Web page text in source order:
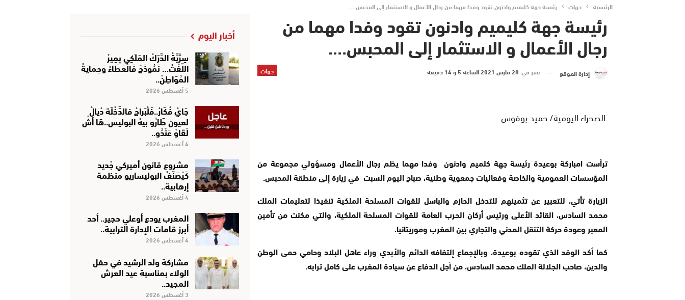
الرئيسية جهات رئيسة جهة كليميم وادنون تقود وفدا مهما من رجال الأعمال و الاستثمار إلى المحبس….
رئيسة جهة كليميم وادنون تقود وفدا مهما من
رجال الأعمال و الاستثمار إلى المحبس….
جهات إدارة الموقع نشر في 28 مارس 2021 الساعة 5 و 14 دقيقة
الصحراء اليومية/ حميد بوفوس
ترأست امباركة بوعيدة رئيسة جهة كلميم وادنون وفدا مهما يظم رجال الأعمال ومسؤولي مجموعة من
المؤسسات العمومية والخاصة وفعاليات جمعوية وطنية، صباح اليوم السبت في زيارة إلى منطقة المحبس.
الزيارة تأتي، للتعبير عن تثمينهم للتدخل الحازم والباسل للقوات المسلحة الملكية تنفيذا لتعليمات الملك
محمد السادس، القائد الأعلى ورئيس أركان الحرب العامة للقوات المسلحة الملكية، والتي مكنت من تأمين
المعبر وعودة حركة التنقل المدني والتجاري بين المغرب وموريتانيا.
كما أكد الوفد الذي تقوده بوعيدة، وبالإجماع إلتفافه الدائم والأبدي وراء عاهل البلاد وحامي حمى الوطن
والدين، صاحب الجلالة الملك محمد السادس، من أجل الدفاع عن سيادة المغرب على كامل ترابه.
أخبار اليوم
سِرِّيَّةْ الدَّرَكْ المَلَكِي بِمِيرْ
اللِّفْتْ… نَمُوذَجْ فَالْعَطَاءْ وَحِمَايَةْ
المُوَاطِنْ..
5 أغسطس 2026
جَايْ فْكَارْ..فَلْبَراجْ فالدَّخْلَة دْيالْ
لعيون طَارُو بيهْ البوليس..هَا أشْ
لْقَاوْ عَنْدُو..
4 أغسطس 2026
مشروع قانون أميركي جْديد
كَيْصَنَّفْ البوليساريو منظمة
إرهابية..
4 أغسطس 2026
المغرب يودع أوعلي حجير.. أحد
أبرز قامات الإدارة الترابية..
4 أغسطس 2026
مشاركة ولد الرشيد في حفل
الولاء بمناسبة عيد العرش
المجيد..
3 أغسطس 2026